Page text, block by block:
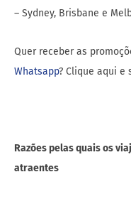
– Sydney, Brisbane e
Quer receber as
Whatsapp? Clique aqui e
Razões pelas quais os
atraentes